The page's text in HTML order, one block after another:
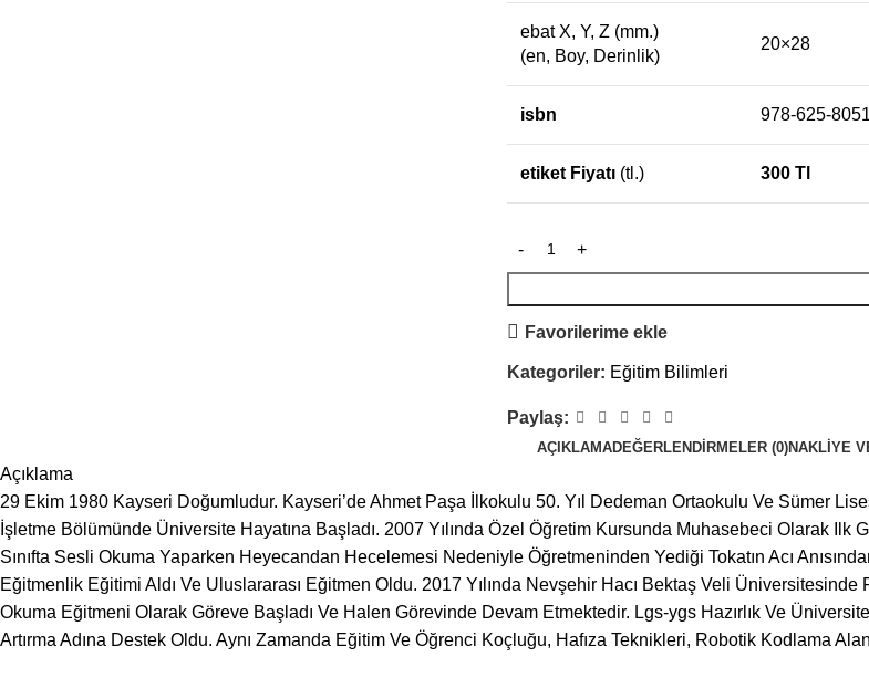
ebat X, Y, Z (mm.)
(en, Boy, Derinlik)
20×28
isbn 978-625-
etiket Fiyatı (tl.) 300 Tl
Favorilerime ekle
Kategoriler: Eğitim Bilimleri
Paylaş:
AÇIKLAMADEĞERLENDIRMELER (0)NAKLIYE
Açıklama
29 Ekim 1980 Kayseri Doğumludur. Kayseri’de Ahmet Paşa İlkokulu 50. Yıl Dedeman Ortaokulu Ve Sümer
İşletme Bölümünde Üniversite Hayatına Başladı. 2007 Yılında Özel Öğretim Kursunda Muhasebeci Olarak Ilk
Sınıfta Sesli Okuma Yaparken Heyecandan Hecelemesi Nedeniyle Öğretmeninden Yediği Tokatın Acı
Eğitmenlik Eğitimi Aldı Ve Uluslararası Eğitmen Oldu. 2017 Yılında Nevşehir Hacı Bektaş Veli Üniversitesinde
Okuma Eğitmeni Olarak Göreve Başladı Ve Halen Görevinde Devam Etmektedir. Lgs-ygs Hazırlık Ve
Artırma Adına Destek Oldu. Aynı Zamanda Eğitim Ve Öğrenci Koçluğu, Hafıza Teknikleri, Robotik Kodlama